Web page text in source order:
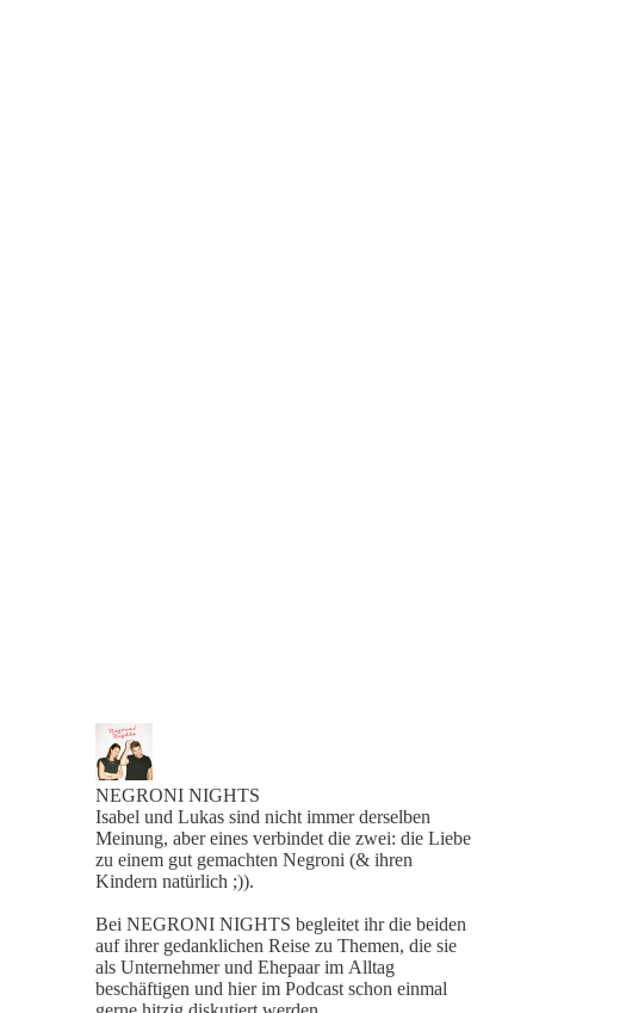
NEGRONI NIGHTS
Isabel und Lukas sind nicht immer derselben
Meinung, aber eines verbindet die zwei: die Liebe
zu einem gut gemachten Negroni (& ihren
Kindern natürlich ;)).
Bei NEGRONI NIGHTS begleitet ihr die beiden
auf ihrer gedanklichen Reise zu Themen, die sie
als Unternehmer und Ehepaar im Alltag
beschäftigen und hier im Podcast schon einmal